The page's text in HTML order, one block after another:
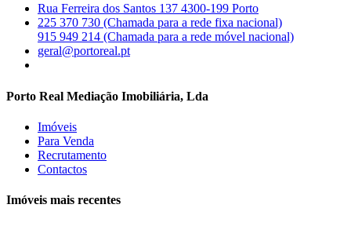
Rua Ferreira dos Santos 137 4300-199 Porto
225 370 730 (Chamada para a rede fixa nacional)
915 949 214 (Chamada para a rede móvel nacional)
geral@portoreal.pt
Porto Real Mediação Imobiliária, Lda
Imóveis
Para Venda
Recrutamento
Contactos
Imóveis mais recentes